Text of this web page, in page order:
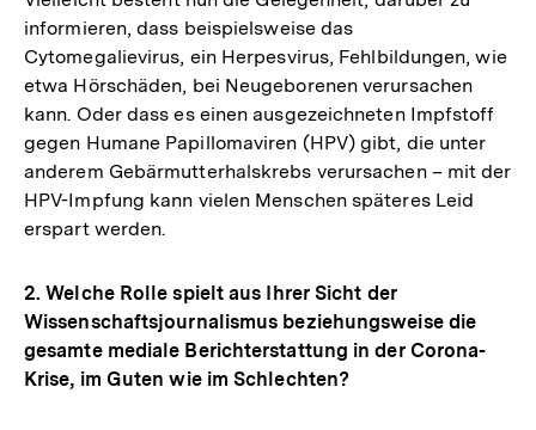
informieren, dass beispielsweise das
Cytomegalievirus, ein Herpesvirus, Fehlbildungen, wie
etwa Hörschäden, bei Neugeborenen verursachen
kann. Oder dass es einen ausgezeichneten Impfstoff
gegen Humane Papillomaviren (HPV) gibt, die unter
anderem Gebärmutterhalskrebs verursachen – mit der
HPV-Impfung kann vielen Menschen späteres Leid
erspart werden.
2. Welche Rolle spielt aus Ihrer Sicht der
Wissenschaftsjournalismus beziehungsweise die
gesamte mediale Berichterstattung in der Corona-
Krise, im Guten wie im Schlechten?